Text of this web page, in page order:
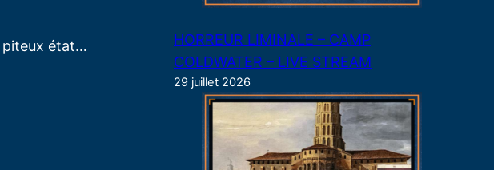
piteux état…
HORREUR LIMINALE – CAMP
COLDWATER – LIVE STREAM
29 juillet 2026